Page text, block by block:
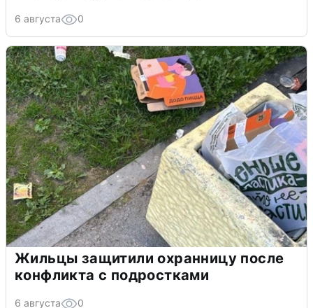
6 августа 0
Жильцы защитили охранницу после
конфликта с подростками
6 августа 0